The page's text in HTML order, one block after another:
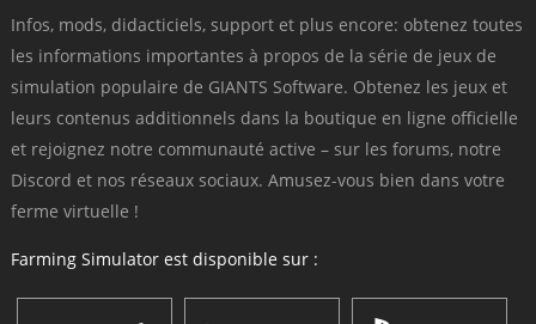
Infos, mods, didacticiels, support et plus encore: obtenez toutes
les informations importantes à propos de la série de jeux de
simulation populaire de GIANTS Software. Obtenez les jeux et
leurs contenus additionnels dans la boutique en ligne officielle
et rejoignez notre communauté active – sur les forums, notre
Discord et nos réseaux sociaux. Amusez-vous bien dans votre
ferme virtuelle !
Farming Simulator est disponible sur :